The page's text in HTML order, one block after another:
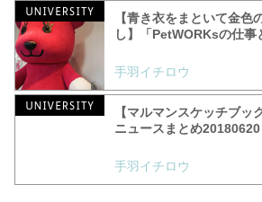
【青き衣をまといて金色
し】「PetWORKsの仕事
手羽イチロウ
【マルマンスケッチブッ
ニュースまとめ20180620
手羽イチロウ